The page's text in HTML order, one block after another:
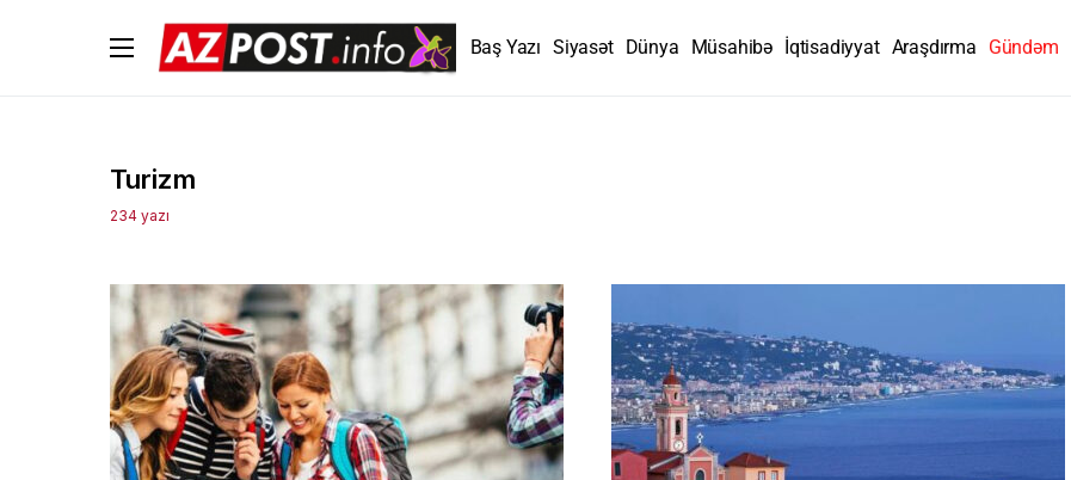
Baş Yazı Siyasət Dünya Müsahibə İqtisadiyyat Araşdırma Gündəm
Turizm
234 yazı